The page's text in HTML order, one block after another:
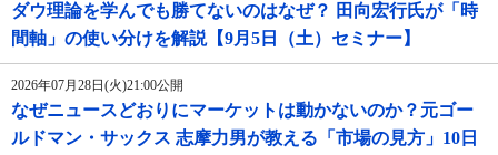
ダウ理論を学んでも勝てないのはなぜ？ 田向宏行氏が「時
間軸」の使い分けを解説【9月5日（土）セミナー】
2026年07月28日(火)21:00公開
なぜニュースどおりにマーケットは動かないのか？元ゴー
ルドマン・サックス 志摩力男が教える「市場の見方」10日